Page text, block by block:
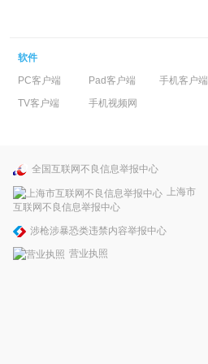
软件
PC客户端
Pad客户端
手机客户端
TV客户端
手机视频网
全国互联网不良信息举报中心
上海市
互联网不良信息举报中心
涉枪涉暴恐类违禁内容举报中心
营业执照